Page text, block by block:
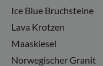
Ice Blue Bruchsteine
Lava Krotzen
Maaskiesel
Norwegischer Granit